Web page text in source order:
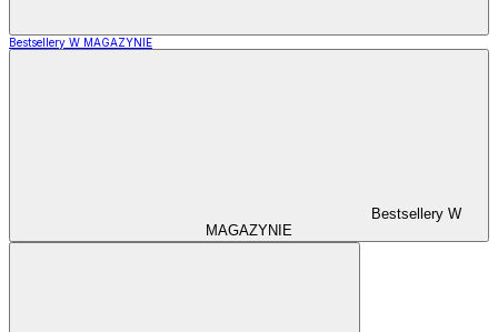
Bestsellery W MAGAZYNIE
Bestsellery W
MAGAZYNIE